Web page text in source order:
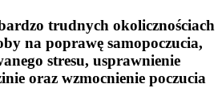
trudnych okolicznościach
na poprawę samopoczucia,
stresu, usprawnienie
oraz wzmocnienie poczucia